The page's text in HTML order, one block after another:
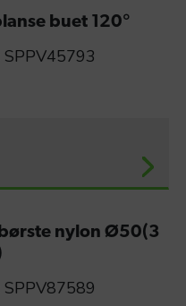
buet 120°
SPPV45793
nylon Ø50(3
SPPV87589